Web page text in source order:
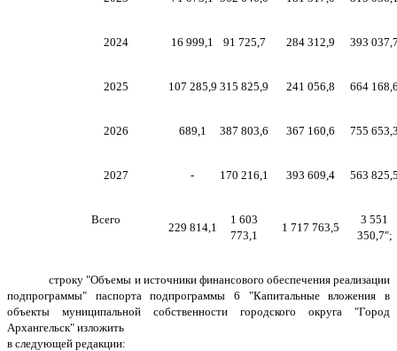
2024 16 999,1 91 725,7 284 312,9 393
2025 107 285,9 315 825,9 241 056,8 664
2026 689,1 387 803,6 367 160,6 755
2027 - 170 216,1 393 609,4 563
Всего
229 814,1
1 603
773,1
1 717 763,5
3 551
350,7";
строку "Объемы и источники финансового обеспечения реализации
подпрограммы" паспорта подпрограммы 6 "Капитальные вложения в
объекты муниципальной собственности городского округа "Город
Архангельск" изложить
в следующей редакции: